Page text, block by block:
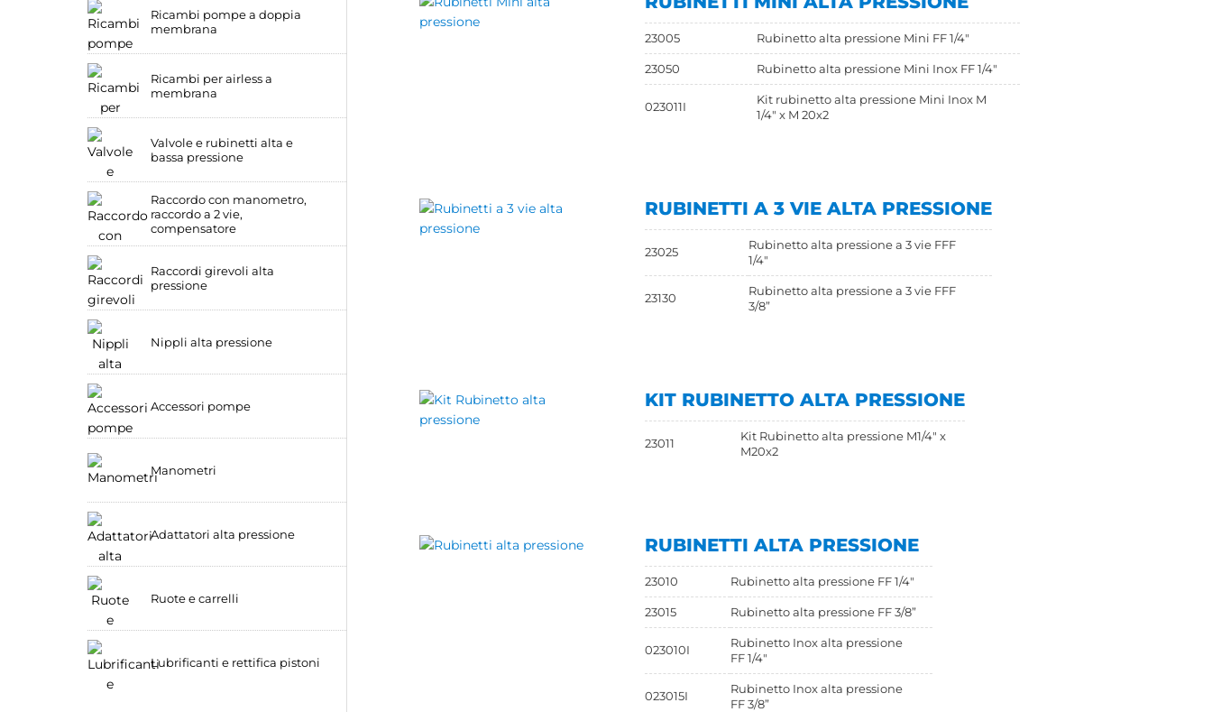
Ricambi pompe a doppia
membrana
Ricambi per airless a
membrana
Valvole e rubinetti alta e
bassa pressione
Raccordo con manometro,
raccordo a 2 vie,
compensatore
Raccordi girevoli alta
pressione
Nippli alta pressione
Accessori pompe
Manometri
Adattatori alta pressione
Ruote e carrelli
Lubrificanti e rettifica pistoni
23005 Rubinetto alta pressione Mini FF 1/4"
23050 Rubinetto alta pressione Mini Inox FF 1/4"
023011I
Kit rubinetto alta pressione Mini Inox M
1/4" x M 20x2
RUBINETTI A 3 VIE ALTA PRESSIONE
23025
Rubinetto alta pressione a 3 vie FFF
1/4"
23130
Rubinetto alta pressione a 3 vie FFF
3/8”
KIT RUBINETTO ALTA PRESSIONE
23011
Kit Rubinetto alta pressione M1/4" x
M20x2
RUBINETTI ALTA PRESSIONE
23010 Rubinetto alta pressione FF 1/4"
23015 Rubinetto alta pressione FF 3/8”
023010I
Rubinetto Inox alta pressione
FF 1/4"
023015I
Rubinetto Inox alta pressione
FF 3/8”